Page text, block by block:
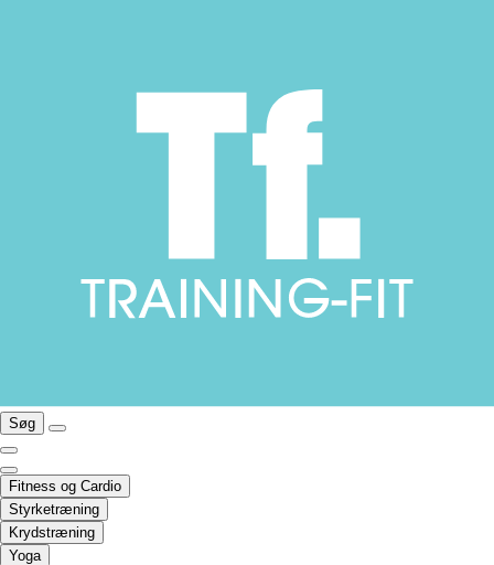
Søg
Fitness og Cardio
Styrketræning
Krydstræning
Yoga